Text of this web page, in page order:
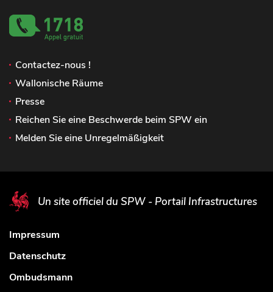
Contactez-nous !
Wallonische Räume
Presse
Reichen Sie eine Beschwerde beim SPW ein
Melden Sie eine Unregelmäßigkeit
Un site officiel du SPW - Portail Infrastructures
Impressum
Datenschutz
Ombudsmann